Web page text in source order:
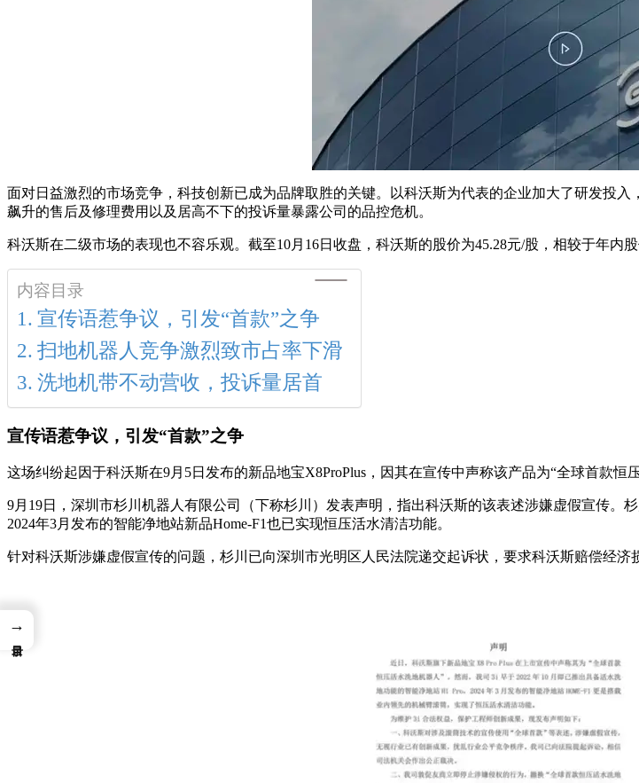
面对日益激烈的市场竞争，科技创新已成为品牌取胜的关键。以科沃斯为代表的企业加大了研发投
飙升的售后及修理费用以及居高不下的投诉量暴露公司的品控危机。
科沃斯在二级市场的表现也不容乐观。截至10月16日收盘，科沃斯的股价为45.28元/股，相较于年内股
内容目录
宣传语惹争议，引发“首款”之争
扫地机器人竞争激烈致市占率下滑
洗地机带不动营收，投诉量居首
宣传语惹争议，引发“首款”之争
这场纠纷起因于科沃斯在9月5日发布的新品地宝X8ProPlus，因其在宣传中声称该产品为“全球首款恒
9月19日，深圳市杉川机器人有限公司（下称杉川）发表声明，指出科沃斯的该表述涉嫌虚假宣传。
2024年3月发布的智能净地站新品Home-F1也已实现恒压活水清洁功能。
针对科沃斯涉嫌虚假宣传的问题，杉川已向深圳市光明区人民法院递交起诉状，要求科沃斯赔偿经济
→